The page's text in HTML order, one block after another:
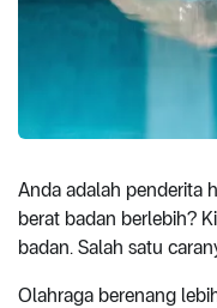
Anda adalah penderita
berat badan berlebih?
badan. Salah satu
Olahraga berenang